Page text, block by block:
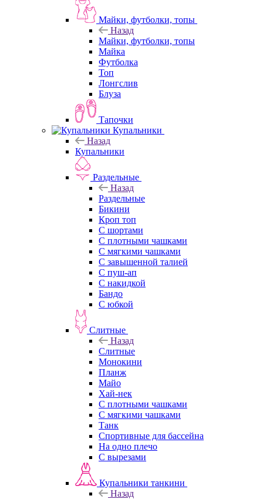
Майки, футболки, топы
Назад
Майки, футболки, топы
Майка
Футболка
Топ
Лонгслив
Блуза
Тапочки
Купальники
Назад
Купальники
Раздельные
Назад
Раздельные
Бикини
Кроп топ
С шортами
С плотными чашками
С мягкими чашками
С завышенной талией
С пуш-ап
С накидкой
Бандо
С юбкой
Слитные
Назад
Слитные
Монокини
Планж
Майо
Хай-нек
С плотными чашками
С мягкими чашками
Танк
Спортивные для бассейна
На одно плечо
С вырезами
Купальники танкини
Назад